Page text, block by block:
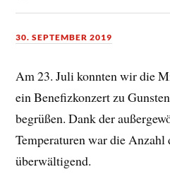
30. SEPTEMBER 2019
Am 23. Juli konnten wir die
ein Benefizkonzert zu
begrüßen. Dank der
Temperaturen war die Anzahl
überwältigend.